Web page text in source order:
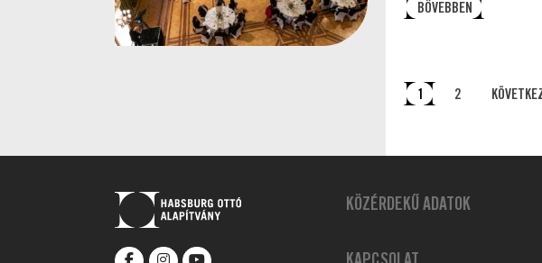
BŐVEBBEN
1 2
KÖZÉRDEKŰ ADATOK